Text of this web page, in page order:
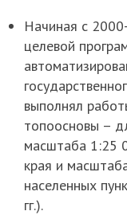
Начиная с
целевой
выполнял
топоосновы –
масштаба 1:25
края и
населенных
гг.).